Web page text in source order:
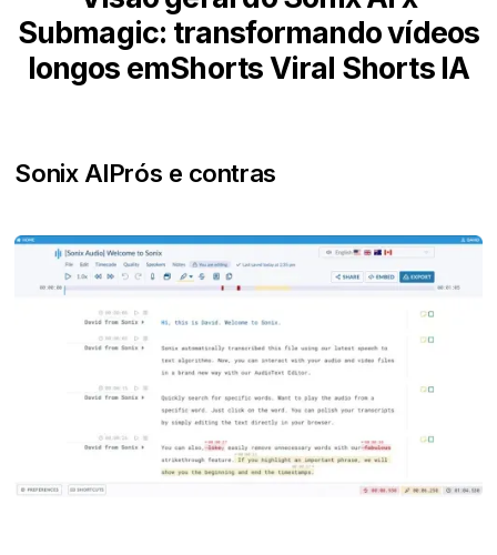
Submagic: transformando vídeos
longos emShorts Viral Shorts IA
Sonix AIPrós e contras